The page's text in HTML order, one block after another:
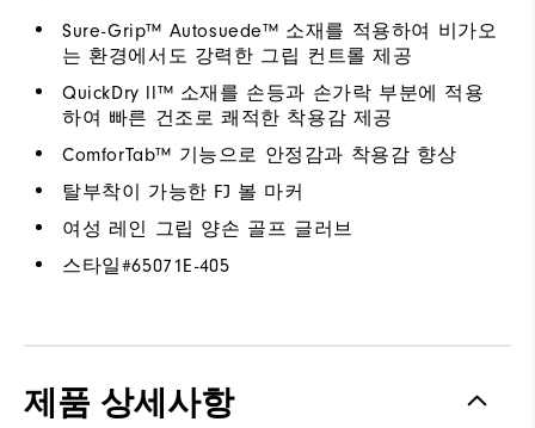
Sure-Grip™ Autosuede™ 소재를 적용하여 비가오
는 환경에서도 강력한 그립 컨트롤 제공
QuickDry ll™ 소재를 손등과 손가락 부분에 적용
하여 빠른 건조로 쾌적한 착용감 제공
ComforTab™ 기능으로 안정감과 착용감 향상
탈부착이 가능한 FJ 볼 마커
여성 레인 그립 양손 골프 글러브
스타일#65071E-405
제품 상세사항